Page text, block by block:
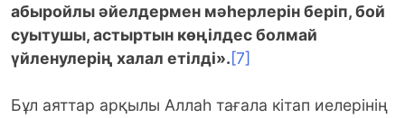
абыройлы әйелдермен мәһерлерін беріп, бой
суытушы, астыртын көңілдес болмай
үйленулерің халал етілді».[7]
Бұл аяттар арқылы Аллаһ тағала кітап иелерінің